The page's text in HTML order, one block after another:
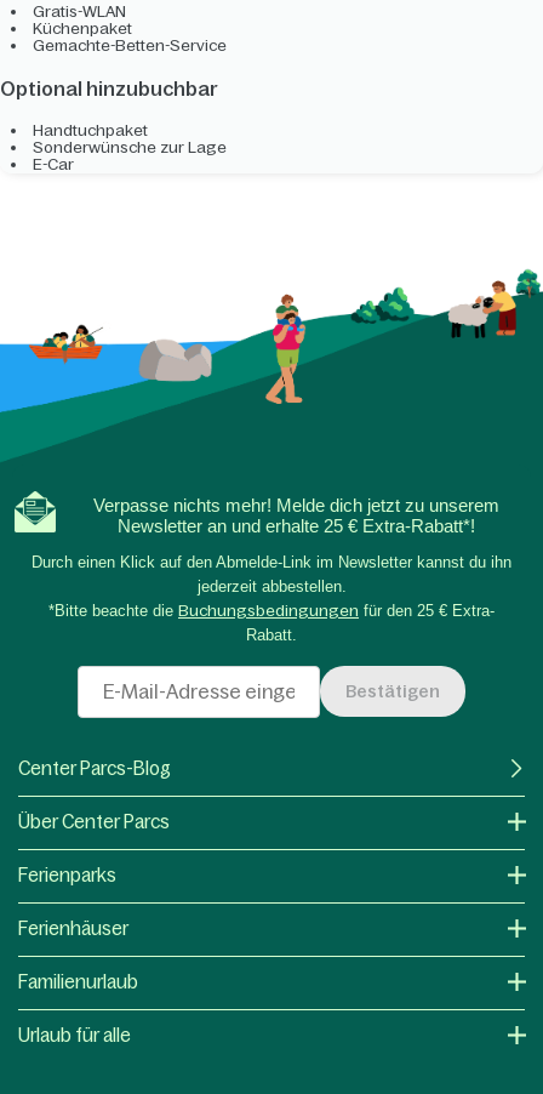
Gratis-WLAN
Küchenpaket
Gemachte-Betten-Service
Optional hinzubuchbar
Handtuchpaket
Sonderwünsche zur Lage
E-Car
Verpasse nichts mehr! Melde dich jetzt zu unserem
Newsletter an und erhalte 25 € Extra-Rabatt*!
Durch einen Klick auf den Abmelde-Link im Newsletter kannst du ihn
jederzeit abbestellen.
*Bitte beachte die Buchungsbedingungen für den 25 € Extra-
Rabatt.
Bestätigen
Center Parcs-Blog
Über Center Parcs
Ferienparks
Ferienhäuser
Familienurlaub
Urlaub für alle